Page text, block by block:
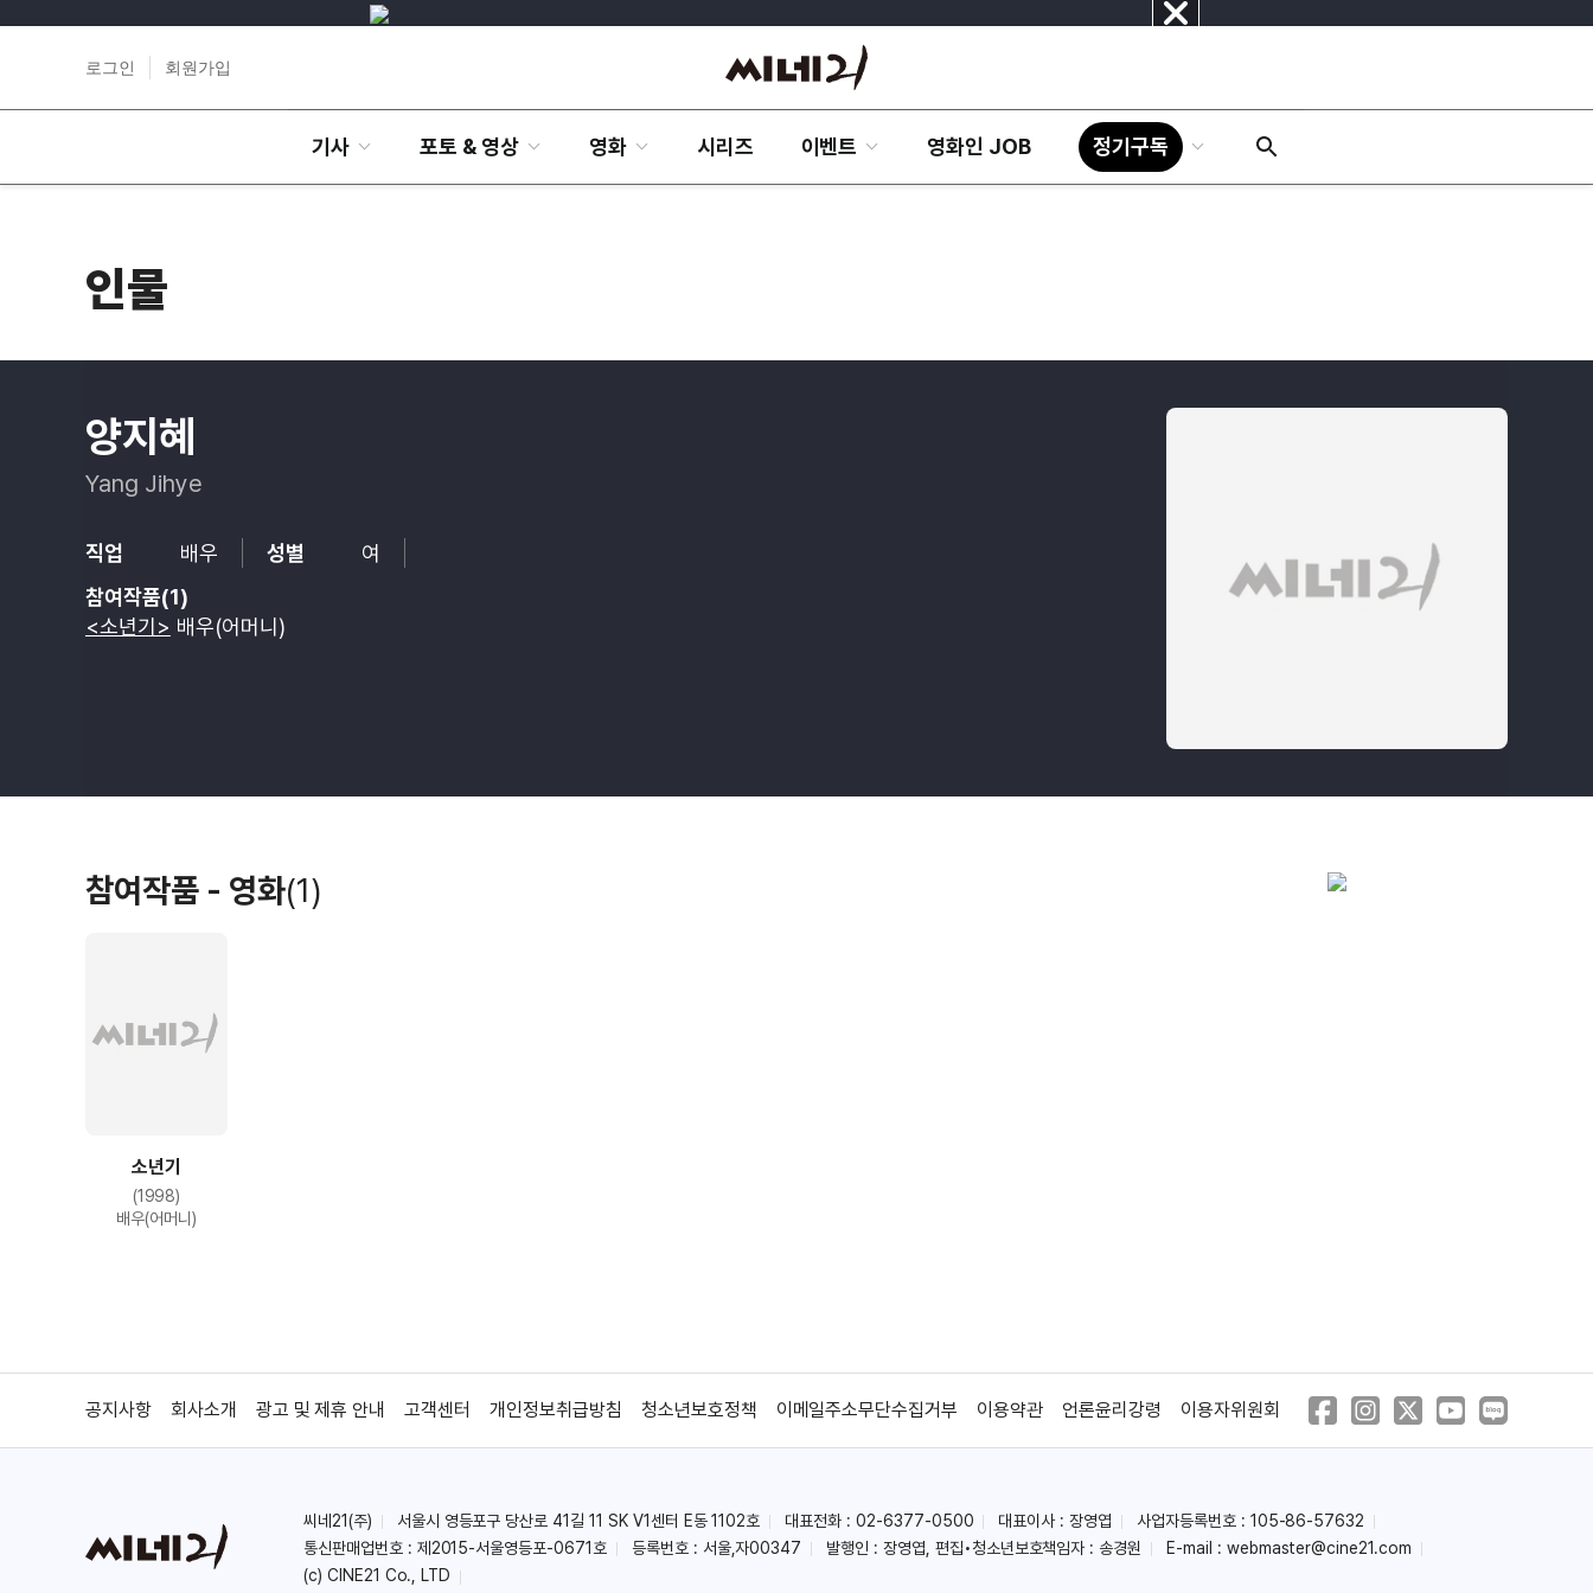
닫
로그인 회원가입
기사 포토 & 영상 영화 시리즈 이벤트 영화인 JOB 정기구독
인물
양지혜
Yang Jihye
직업 배우 성별
여
참여작품(1)
<소년기> 배우(어머니)
참여작품 - 영화(1)
소년기
(1998)
배우(어머니)
공지사항 회사소개 광고 및 제휴 안내 고객센터 개인정보취급방침 청소년보호정책 이메일주소무단수집거부 이용약관 언론윤리강령 이용자위원회
씨네21(주) 서울시 영등포구 당산로 41길 11 SK V1센터 E동 1102호 대표전화 : 02-6377-0500 대표이사 : 장영엽
사업자등록번호 : 105-86-57632
통신판매업번호 : 제2015-서울영등포-0671호
등록번호 : 서울,자00347 발행인 : 장영엽, 편집•청소년보호책임자 : 송경원 E-mail : webmaster@cine21.com
(c) CINE21 Co., LTD